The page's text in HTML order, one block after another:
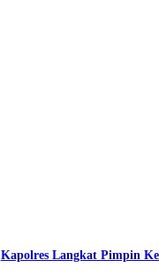
Kapolres Langkat Pimpin